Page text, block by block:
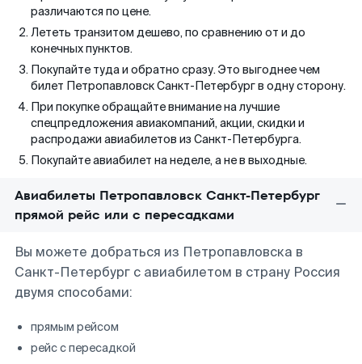
различаются по цене.
Лететь транзитом дешево, по сравнению от и до
конечных пунктов.
Покупайте туда и обратно сразу. Это выгоднее чем
билет Петропавловск Санкт-Петербург в одну сторону.
При покупке обращайте внимание на лучшие
спецпредложения авиакомпаний, акции, скидки и
распродажи авиабилетов из Санкт-Петербурга.
Покупайте авиабилет на неделе, а не в выходные.
Авиабилеты Петропавловск Санкт-Петербург
прямой рейс или с пересадками
Вы можете добраться из Петропавловска в
Санкт-Петербург с авиабилетом в страну Россия
двумя способами:
прямым рейсом
рейс с пересадкой